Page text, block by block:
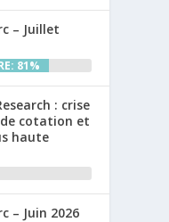
– Juillet
81%
: crise
cotation et
haute
– Juin 2026